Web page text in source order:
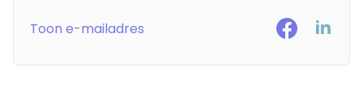
Toon e-mailadres